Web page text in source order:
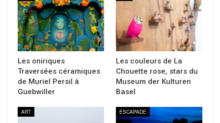
Les oniriques
Traversées céramiques
de Muriel Persil à
Guebwiller
Les couleurs de La
Chouette rose, stars du
Museum der Kulturen
Basel
ART ESCAPADE